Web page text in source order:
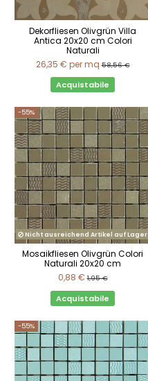
Dekorfliesen Olivgrün Villa
Antica 20x20 cm Colori
Naturali
26,35 € per mq 58,56 €
Acquistabile
-55%
Nicht ausreichend Artikel auf Lager
Mosaikfliesen Olivgrün Colori
Naturali 20x20 cm
0,88 €1,95 €
Acquistabile
-55%